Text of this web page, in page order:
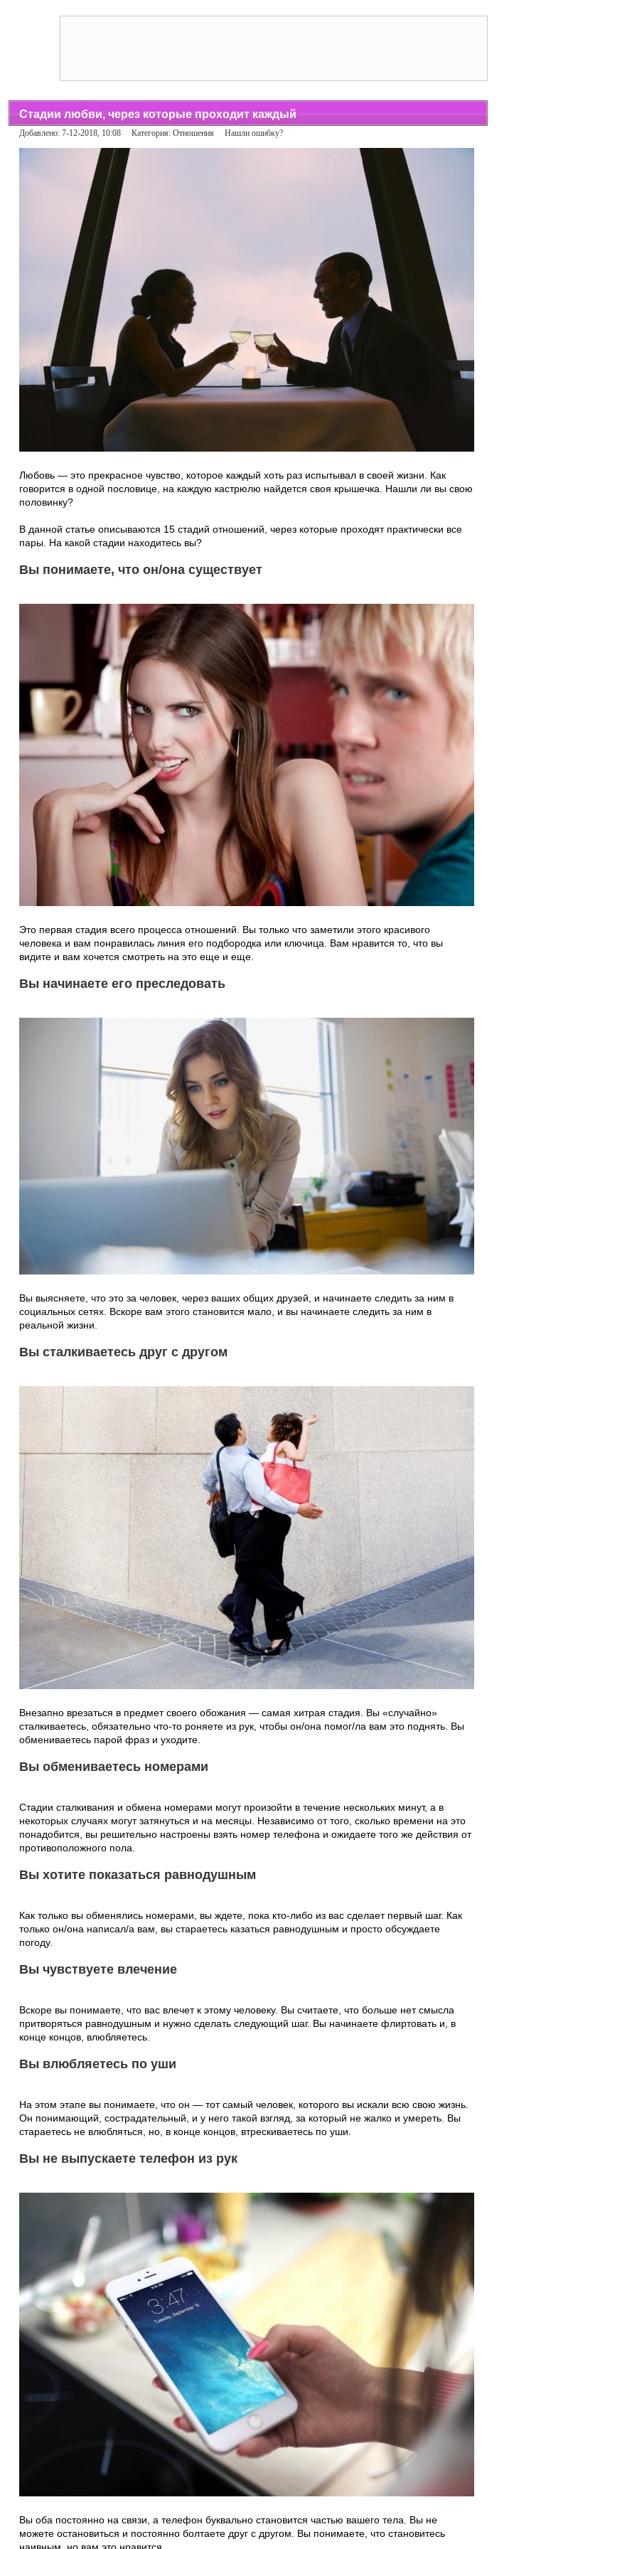
Стадии любви, через которые проходит каждый
Добавлено: 7-12-2018, 10:08 Категория: Отношения Нашли ошибку?
Любовь — это прекрасное чувство, которое каждый хоть раз испытывал в своей жизни. Как
говорится в одной пословице, на каждую кастрюлю найдется своя крышечка. Нашли ли вы свою
половинку?
В данной статье описываются 15 стадий отношений, через которые проходят практически все
пары. На какой стадии находитесь вы?
Вы понимаете, что он/она существует
Это первая стадия всего процесса отношений. Вы только что заметили этого красивого
человека и вам понравилась линия его подбородка или ключица. Вам нравится то, что вы
видите и вам хочется смотреть на это еще и еще.
Вы начинаете его преследовать
Вы выясняете, что это за человек, через ваших общих друзей, и начинаете следить за ним в
социальных сетях. Вскоре вам этого становится мало, и вы начинаете следить за ним в
реальной жизни.
Вы сталкиваетесь друг с другом
Внезапно врезаться в предмет своего обожания — самая хитрая стадия. Вы «случайно»
сталкиваетесь, обязательно что-то роняете из рук, чтобы он/она помог/ла вам это поднять. Вы
обмениваетесь парой фраз и уходите.
Вы обмениваетесь номерами
Стадии сталкивания и обмена номерами могут произойти в течение нескольких минут, а в
некоторых случаях могут затянуться и на месяцы. Независимо от того, сколько времени на это
понадобится, вы решительно настроены взять номер телефона и ожидаете того же действия от
противоположного пола.
Вы хотите показаться равнодушным
Как только вы обменялись номерами, вы ждете, пока кто-либо из вас сделает первый шаг. Как
только он/она написал/а вам, вы стараетесь казаться равнодушным и просто обсуждаете
погоду.
Вы чувствуете влечение
Вскоре вы понимаете, что вас влечет к этому человеку. Вы считаете, что больше нет смысла
притворяться равнодушным и нужно сделать следующий шаг. Вы начинаете флиртовать и, в
конце концов, влюбляетесь.
Вы влюбляетесь по уши
На этом этапе вы понимаете, что он — тот самый человек, которого вы искали всю свою жизнь.
Он понимающий, сострадательный, и у него такой взгляд, за который не жалко и умереть. Вы
стараетесь не влюбляться, но, в конце концов, втрескиваетесь по уши.
Вы не выпускаете телефон из рук
Вы оба постоянно на связи, а телефон буквально становится частью вашего тела. Вы не
можете остановиться и постоянно болтаете друг с другом. Вы понимаете, что становитесь